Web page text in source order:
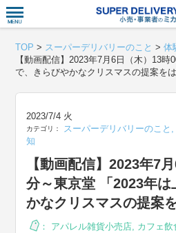
TOP > スーパーデリバリーのこと >体
【動画配信】2023年7月6日（木）13
で、きらびやかなクリスマスの提案をは
2023/7/4 火
カテゴリ： スーパーデリバリーのこと
知
【動画配信】2023年7
分～東京堂 「2023年
かなクリスマスの提案
： アパレル雑貨小売店, カフェ飲